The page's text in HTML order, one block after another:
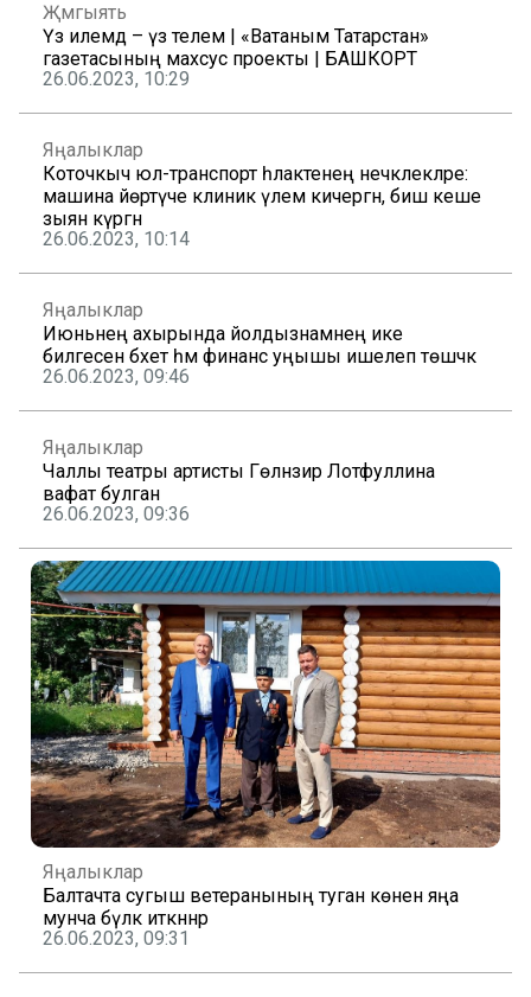
Җәмгыять
Үз илемдә – үз телем | «Ватаным Татарстан»
газетасының махсус проекты | БАШКОРТ
26.06.2023, 10:29
Яңалыклар
Коточкыч юл-транспорт һәлакәтенең нечкәлекләре:
машина йөртүче клиник үлем кичергән, биш кеше
зыян күргән
26.06.2023, 10:14
Яңалыклар
Июньнең ахырында йолдызнамәнең ике
билгесенә бәхет һәм финанс уңышы ишелеп төшәчәк
26.06.2023, 09:46
Яңалыклар
Чаллы театры артисты Гөлнәзирә Лотфуллина
вафат булган
26.06.2023, 09:36
Яңалыклар
Балтачта сугыш ветеранының туган көненә яңа
мунча бүләк иткәннәр
26.06.2023, 09:31